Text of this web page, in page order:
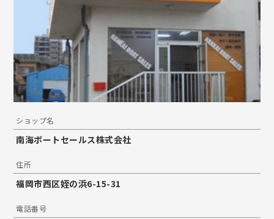
ショップ名
南海ボートセールス株式会社
住所
福岡市西区姪の浜6-15-31
電話番号